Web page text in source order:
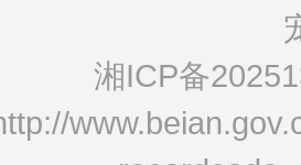
湘ICP备